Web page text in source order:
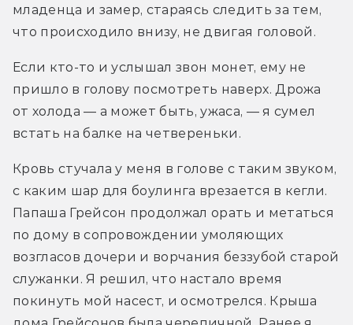
младенца и замер, стараясь следить за тем,
что происходило внизу, не двигая головой.
Если кто-то и услышал звон монет, ему не
пришло в голову посмотреть наверх. Дрожа
от холода — а может быть, ужаса, — я сумел
встать на балке на четвереньки.
Кровь стучала у меня в голове с таким звуком,
с каким шар для боулинга врезается в кегли.
Папаша Грейсон продолжал орать и метаться
по дому в сопровождении умоляющих
возгласов дочери и ворчания беззубой старой
служанки. Я решил, что настало время
покинуть мой насест, и осмотрелся. Крыша